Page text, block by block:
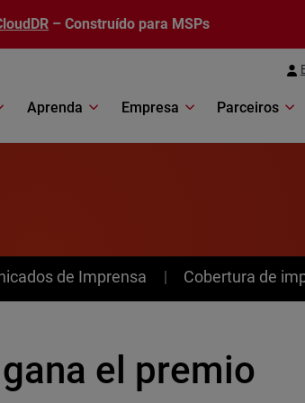
– Construído para MSPs
Aprenda Empresa Parceiros
de Imprensa Cobertura de
el premio